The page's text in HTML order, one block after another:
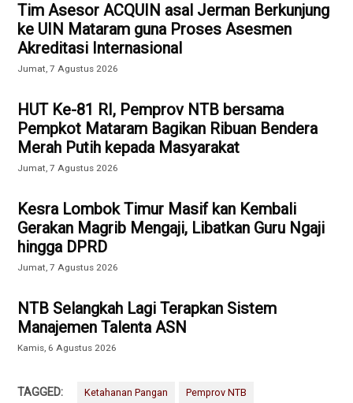
Tim Asesor ACQUIN asal Jerman Berkunjung
ke UIN Mataram guna Proses Asesmen
Akreditasi Internasional
Jumat, 7 Agustus 2026
HUT Ke-81 RI, Pemprov NTB bersama
Pempkot Mataram Bagikan Ribuan Bendera
Merah Putih kepada Masyarakat
Jumat, 7 Agustus 2026
Kesra Lombok Timur Masif kan Kembali
Gerakan Magrib Mengaji, Libatkan Guru Ngaji
hingga DPRD
Jumat, 7 Agustus 2026
NTB Selangkah Lagi Terapkan Sistem
Manajemen Talenta ASN
Kamis, 6 Agustus 2026
TAGGED: Ketahanan Pangan Pemprov NTB